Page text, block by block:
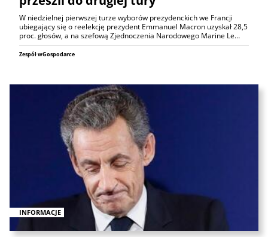
W niedzielnej pierwszej turze wyborów prezydenckich we Francji
ubiegający się o reelekcję prezydent Emmanuel Macron uzyskał 28,5
proc. głosów, a na szefową Zjednoczenia Narodowego Marine Le…
Zespół wGospodarce
INFORMACJE